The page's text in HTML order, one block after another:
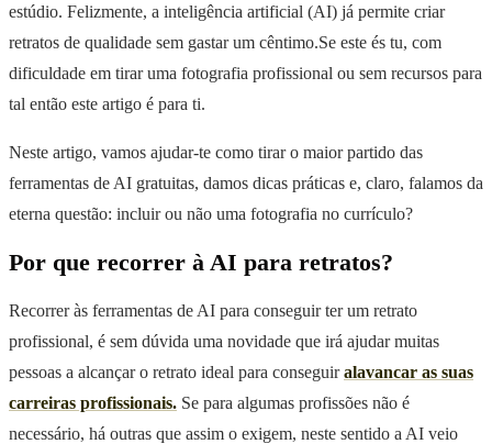
estúdio. Felizmente, a inteligência artificial (AI) já permite criar
retratos de qualidade sem gastar um cêntimo.Se este és tu, com
dificuldade em tirar uma fotografia profissional ou sem recursos para
tal então este artigo é para ti.
Neste artigo, vamos ajudar-te como tirar o maior partido das
ferramentas de AI gratuitas, damos dicas práticas e, claro, falamos da
eterna questão: incluir ou não uma fotografia no currículo?
Por que recorrer à AI para retratos?
Recorrer às ferramentas de AI para conseguir ter um retrato
profissional, é sem dúvida uma novidade que irá ajudar muitas
pessoas a alcançar o retrato ideal para conseguiralavancar as suas
carreiras profissionais. Se para algumas profissões não é
necessário, há outras que assim o exigem, neste sentido a AI veio